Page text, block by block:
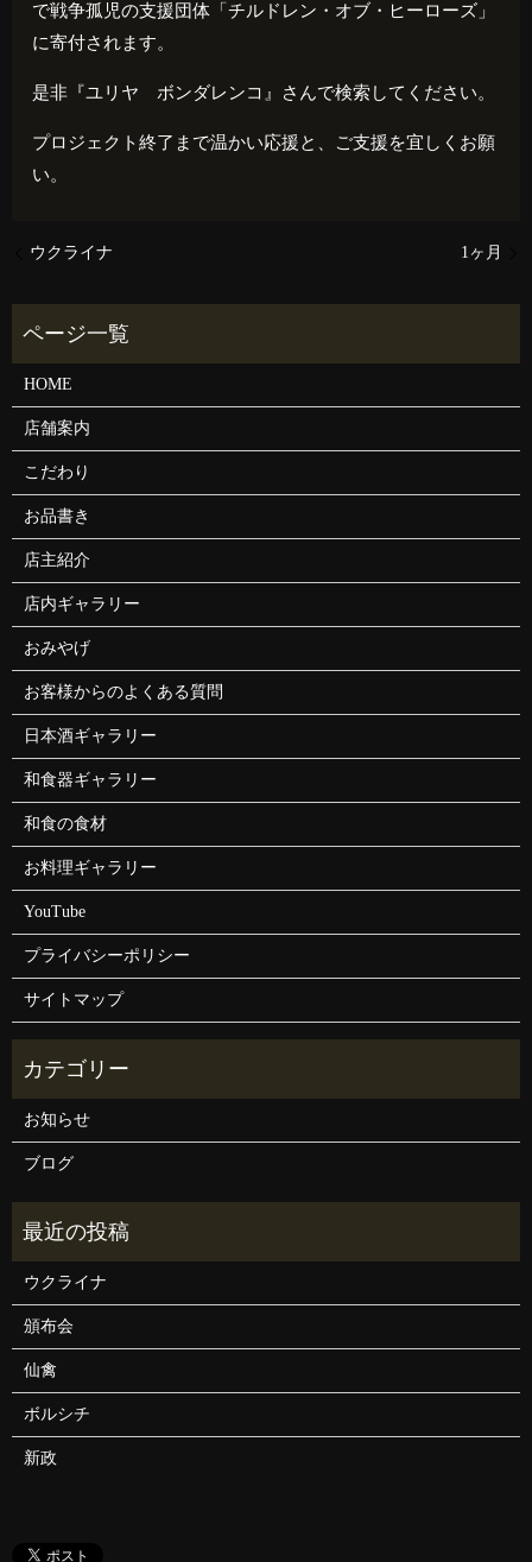
で戦争孤児の支援団体「チルドレン・オブ・ヒーローズ」
に寄付されます。
是非『ユリヤ ボンダレンコ』さんで検索してください。
プロジェクト終了まで温かい応援と、ご支援を宜しくお願
い。
ウクライナ 1ヶ月
HOME
店舗案内
こだわり
お品書き
店主紹介
店内ギャラリー
おみやげ
お客様からのよくある質問
日本酒ギャラリー
和食器ギャラリー
和食の食材
お料理ギャラリー
YouTube
プライバシーポリシー
サイトマップ
お知らせ
ブログ
ウクライナ
頒布会
仙禽
ボルシチ
新政